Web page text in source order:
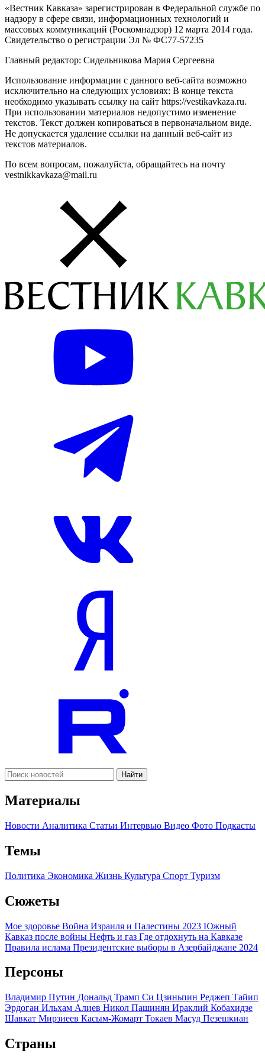
«Вестник Кавказа» зарегистрирован в Федеральной службе по
надзору в сфере связи, информационных технологий и
массовых коммуникаций (Роскомнадзор) 12 марта 2014 года.
Свидетельство о регистрации Эл № ФС77-57235
Главный редактор: Сидельникова Мария Сергеевна
Использование информации с данного веб-сайта возможно
исключительно на следующих условиях: В конце текста
необходимо указывать ссылку на сайт https://vestikavkaza.ru.
При использовании материалов недопустимо изменение
текстов. Текст должен копироваться в первоначальном виде.
Не допускается удаление ссылки на данный веб-сайт из
текстов материалов.
По всем вопросам, пожалуйста, обращайтесь на почту
vestnikkavkaza@mail.ru
Найти
Материалы
Новости Аналитика Статьи Интервью Видео Фото Подкасты
Темы
Политика Экономика Жизнь Культура Спорт Туризм
Сюжеты
Мое здоровье Война Израиля и Палестины 2023 Южный
Кавказ после войны Нефть и газ Где отдохнуть на Кавказе
Правила ислама Президентские выборы в Азербайджане 2024
Персоны
Владимир Путин Дональд Трамп Си Цзиньпин Реджеп Тайип
Эрдоган Ильхам Алиев Никол Пашинян Ираклий Кобахидзе
Шавкат Мирзиеев Касым-Жомарт Токаев Масуд Пезешкиан
Страны